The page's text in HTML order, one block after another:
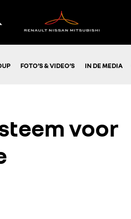
FOTO’S & VIDEO’S IN DE MEDIA
voor